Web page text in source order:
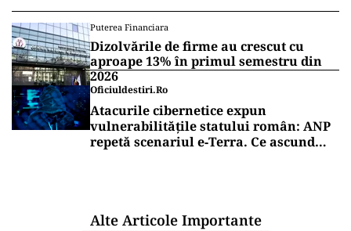
Puterea Financiara
Dizolvările de firme au crescut cu
aproape 13% în primul semestru din
2026
Oficiuldestiri.ro
Atacurile cibernetice expun
vulnerabilitățile statului român: ANP
repetă scenariul e‑Terra. Ce ascund
Alte Articole Importante